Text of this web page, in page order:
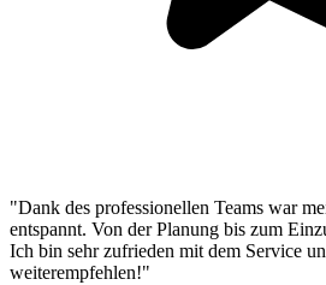
"Dank des professionellen Teams war
entspannt. Von der Planung bis zum
Ich bin sehr zufrieden mit dem Service
weiterempfehlen!"